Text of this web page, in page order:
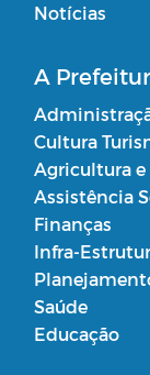
Notícias
A
Cultura
Agricultura
Assistência
Finanças
Infra-
Saúde
Educação